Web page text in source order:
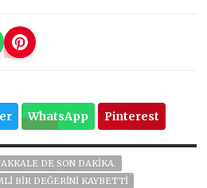
WhatsApp Pinterest
DE SON DAKIKA.
BİR DEĞERİNİ KAYBETTİ